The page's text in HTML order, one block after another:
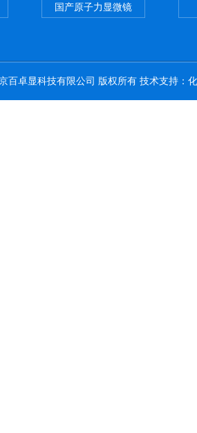
国产原子力显微镜
百卓显科技有限公司 版权所有 技术支持：